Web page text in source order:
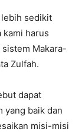
lebih sedikit
kami harus
Makara-
Zulfah.
dapat
yang baik dan
misi-misi